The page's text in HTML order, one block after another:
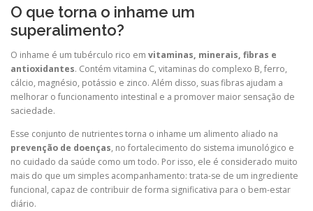
O que torna o inhame um
superalimento?
O inhame é um tubérculo rico em vitaminas, minerais, fibras e
antioxidantes. Contém vitamina C, vitaminas do complexo B, ferro,
cálcio, magnésio, potássio e zinco. Além disso, suas fibras ajudam a
melhorar o funcionamento intestinal e a promover maior sensação de
saciedade.
Esse conjunto de nutrientes torna o inhame um alimento aliado na
prevenção de doenças, no fortalecimento do sistema imunológico e
no cuidado da saúde como um todo. Por isso, ele é considerado muito
mais do que um simples acompanhamento: trata-se de um ingrediente
funcional, capaz de contribuir de forma significativa para o bem-estar
diário.